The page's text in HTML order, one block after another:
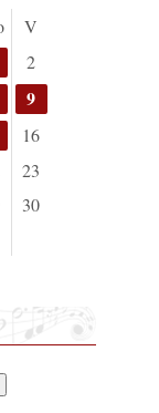
nap, 4
és
V
2
9
16
23
30